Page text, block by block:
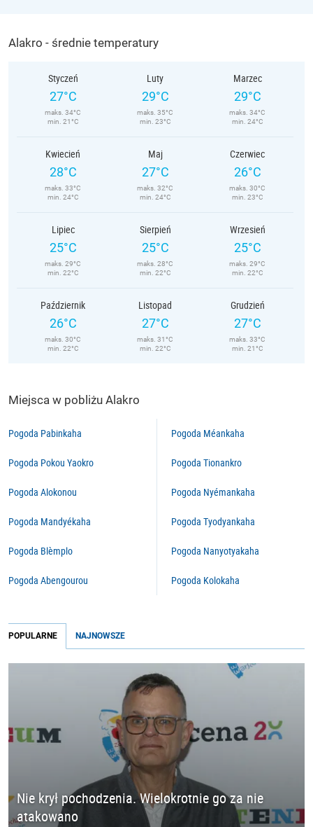
Alakro - średnie temperatury
Styczeń
27°C
maks. 34°C
min. 21°C
Luty
29°C
maks. 35°C
min. 23°C
Marzec
29°C
maks. 34°C
min. 24°C
Kwiecień
28°C
maks. 33°C
min. 24°C
Maj
27°C
maks. 32°C
min. 24°C
Czerwiec
26°C
maks. 30°C
min. 23°C
Lipiec
25°C
maks. 29°C
min. 22°C
Sierpień
25°C
maks. 28°C
min. 22°C
Wrzesień
25°C
maks. 29°C
min. 22°C
Październik
26°C
maks. 30°C
min. 22°C
Listopad
27°C
maks. 31°C
min. 22°C
Grudzień
27°C
maks. 33°C
min. 21°C
Miejsca w pobliżu Alakro
Pogoda Pabinkaha
Pogoda Pokou Yaokro
Pogoda Alokonou
Pogoda Mandyékaha
Pogoda Blèmplo
Pogoda Abengourou
Pogoda Méankaha
Pogoda Tionankro
Pogoda Nyémankaha
Pogoda Tyodyankaha
Pogoda Nanyotyakaha
Pogoda Kolokaha
POPULARNE NAJNOWSZE
Nie krył pochodzenia. Wielokrotnie go za nie
atakowano